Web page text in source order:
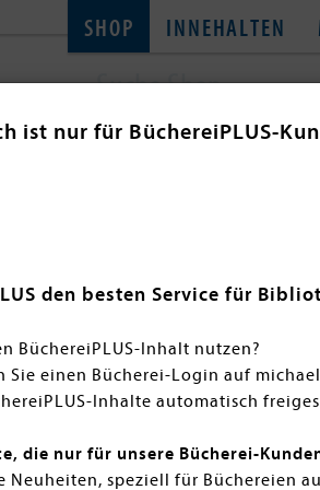
SHOP INNEHALTEN
ist nur für BüchereiPLUS-
den besten Service für
BüchereiPLUS-Inhalt nutzen?
Sie einen Bücherei-Login auf
Inhalte automatisch
die nur für unsere Bücherei-
Neuheiten, speziell für Büchereien
Neuheiten bieten eine
Lesen einladen. Entdecken
Familie, Natur und Alltag.